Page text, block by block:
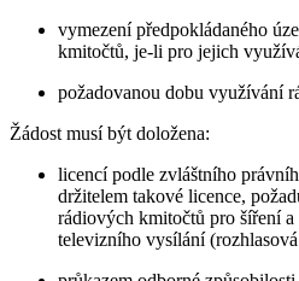
vymezení předpokládaného
kmitočtů, je-li pro jejich
požadovanou dobu využívání
Žádost musí být doložena:
licencí podle zvláštního
držitelem takové licence,
rádiových kmitočtů pro šíření a
televizního vysílání